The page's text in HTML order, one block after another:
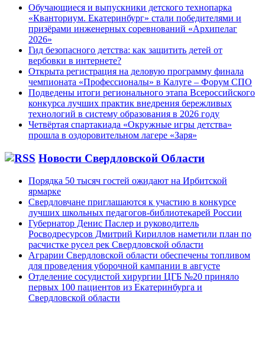
Обучающиеся и выпускники детского технопарка
«Кванториум. Екатеринбург» стали победителями и
призёрами инженерных соревнований «Архипелаг
2026»
Гид безопасного детства: как защитить детей от
вербовки в интернете?
Открыта регистрация на деловую программу финала
чемпионата «Профессионалы» в Калуге – Форум СПО
Подведены итоги регионального этапа Всероссийского
конкурса лучших практик внедрения бережливых
технологий в систему образования в 2026 году
Четвёртая спартакиада «Окружные игры детства»
прошла в оздоровительном лагере «Заря»
Новости Свердловской Области
Порядка 50 тысяч гостей ожидают на Ирбитской
ярмарке
Свердловчане приглашаются к участию в конкурсе
лучших школьных педагогов-библиотекарей России
Губернатор Денис Паслер и руководитель
Росводресурсов Дмитрий Кириллов наметили план по
расчистке русел рек Свердловской области
Аграрии Свердловской области обеспечены топливом
для проведения уборочной кампании в августе
Отделение сосудистой хирургии ЦГБ №20 приняло
первых 100 пациентов из Екатеринбурга и
Свердловской области